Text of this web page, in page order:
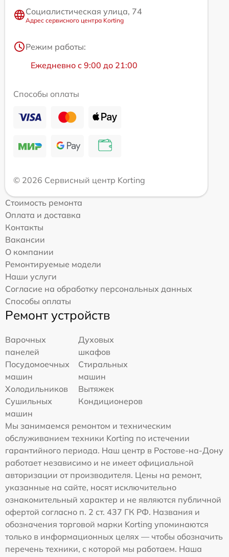
Социалистическая улица, 74
Адрес сервисного центра Korting
Режим работы:
Ежедневно с 9:00 до 21:00
Способы оплаты
© 2026 Сервисный центр Korting
Стоимость ремонта
Оплата и доставка
Контакты
Вакансии
О компании
Ремонтируемые модели
Наши услуги
Согласие на обработку персональных данных
Способы оплаты
Ремонт устройств
Варочных
панелей
Духовых
шкафов
Посудомоечных
машин
Стиральных
машин
Холодильников
Вытяжек
Сушильных
машин
Кондиционеров
Мы занимаемся ремонтом и техническим
обслуживанием техники Korting по истечении
гарантийного периода. Наш центр в Ростове-на-Дону
работает независимо и не имеет официальной
авторизации от производителя. Цены на ремонт,
указанные на сайте, носят исключительно
ознакомительный характер и не являются публичной
офертой согласно п. 2 ст. 437 ГК РФ. Названия и
обозначения торговой марки Korting упоминаются
только в информационных целях — чтобы обозначить
перечень техники, с которой мы работаем. Наша